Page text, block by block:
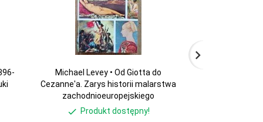
Michael Levey • Od Giotta do
Cezanne'a. Zarys historii malarstwa
zachodnioeuropejskiego
Produkt dostępny!